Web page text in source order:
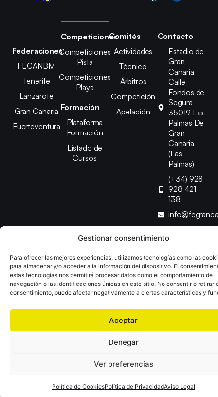
Gestionar consentimiento
Para ofrecer las mejores experiencias, utilizamos tecnologías como las
para almacenar y/o acceder a la información del dispositivo. El
estas tecnologías nos permitirá procesar datos como el comportamiento de
navegación o las identificaciones únicas en este sitio. No consentir o retirar
consentimiento, puede afectar negativamente a ciertas características y
Aceptar
Denegar
Ver preferencias
Política de CookiesPolítica de PrivacidadAviso Legal
Federaciones
FECANBM
Tenerife
Lanzarote
Gran Canaria
Fuerteventura
Competiciones
Competiciones
Pista
Competiciones
Playa
Formación
Plataforma
Formación
Listado de
Cursos
Comités
Actividades
Técnico
Árbitros
Competición
Apelación
Contacto
Estadio de
Gran
Canaria
Calle
Fondos de
Segura
35019 Las
Palmas De
Gran
Canaria
(Las
Palmas)
(+34) 928
928 421
138
Desarrollado porTOOOLS
Aviso LegalPolítica de CookiesPolítica de Privacidad
Declaración de AccesibilidadPolítica de Ventas